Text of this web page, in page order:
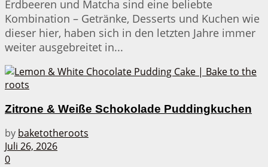
Erdbeeren und Matcha sind eine beliebte
Kombination – Getränke, Desserts und Kuchen wie
dieser hier, haben sich in den letzten Jahre immer
weiter ausgebreitet in...
Zitrone & Weiße Schokolade Puddingkuchen
by baketotheroots
Juli 26, 2026
0